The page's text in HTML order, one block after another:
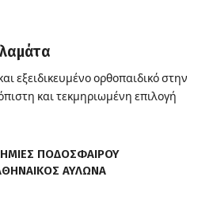
εξειδικευμένο ορθοπαιδικό στην
και τεκμηριωμένη επιλογή
ΠΟΔΟΣΦΑΙΡΟΥ
ΑΥΛΩΝΑ